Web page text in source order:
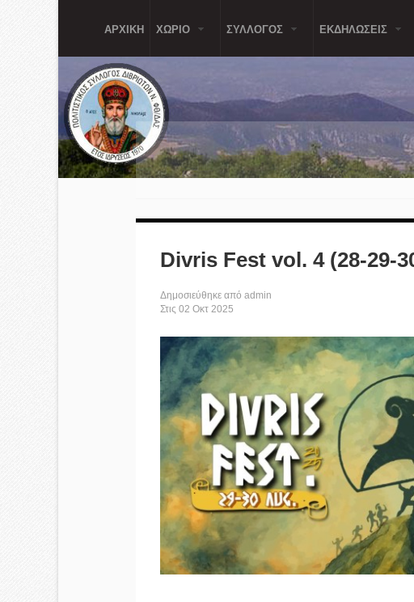
ΑΡΧΙΚΗ ΧΩΡΙΟ ΣΥΛΛΟΓΟΣ ΕΚΔΗΛΩΣΕΙΣ
Divris Fest vol. 4 (28-29-
Δημοσιεύθηκε από admin
Στις 02 Οκτ 2025